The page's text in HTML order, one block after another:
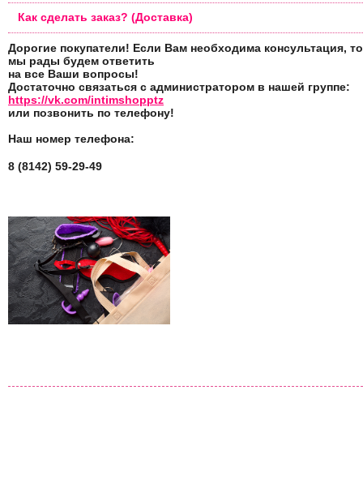
Как сделать заказ? (Доставка)
Дорогие покупатели! Если Вам необходима консультация, то
мы рады будем ответить
на все Ваши вопросы!
Достаточно связаться с администратором в нашей группе:
https://vk.com/intimshopptz
или позвонить по телефону!
Наш номер телефона:
8 (8142) 59-29-49